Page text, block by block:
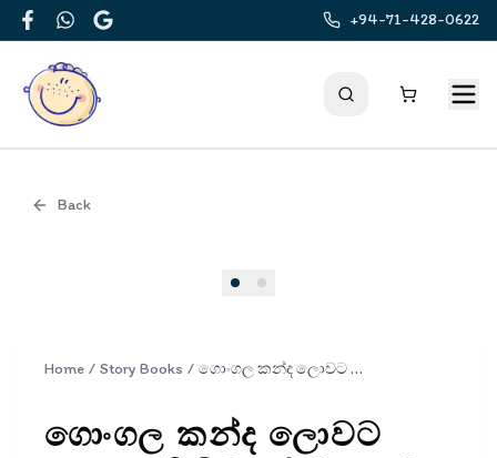
FacebookWhatsApp
Google
+94-71-428-0622
Back
Home / Story Books / ගොංගල කන්ද ලොවට දෙන පණිවිඩය | Gongala Kanda Lowata Dena Paniwidaya
ගොංගල කන්ද ලොවට